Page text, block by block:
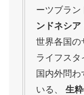
ーツブラン
ンドネシ
世界各国の
ライフスタ
国内外問
いる、 生